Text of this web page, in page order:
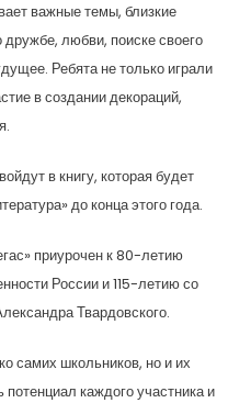
важные темы, близкие
любви, поиске своего
Ребята не только играли
в создании декораций,
в книгу, которая будет
до конца этого года.
приурочен к 80-летию
России и 115-летию со
Твардовского.
самих школьников, но и их
каждого участника и